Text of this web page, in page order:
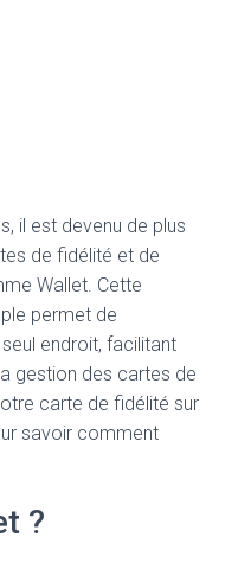
il est devenu de plus
de fidélité et de
Wallet. Cette
permet de
endroit, facilitant
gestion des cartes de
carte de fidélité sur
savoir comment
?